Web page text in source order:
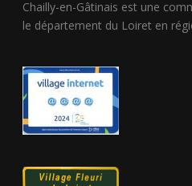
Chailly-en-Gâtinais est une
le département du Loiret en